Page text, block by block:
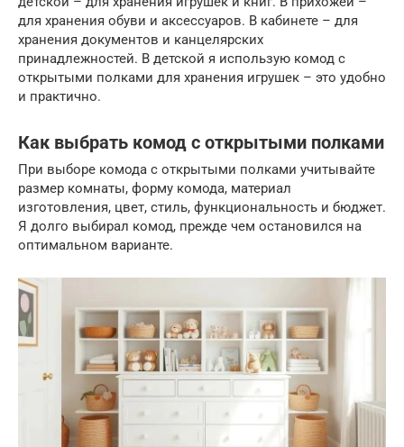
для хранения обуви и аксессуаров. В кабинете – для
хранения документов и канцелярских
принадлежностей. В детской я использую комод с
открытыми полками для хранения игрушек – это удобно
и практично.
Как выбрать комод с открытыми полками
При выборе комода с открытыми полками учитывайте
размер комнаты, форму комода, материал
изготовления, цвет, стиль, функциональность и бюджет.
Я долго выбирал комод, прежде чем остановился на
оптимальном варианте.